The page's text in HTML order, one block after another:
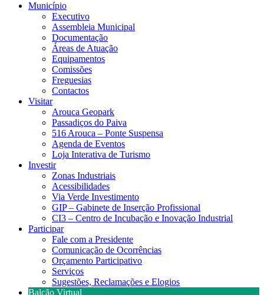
Município
Executivo
Assembleia Municipal
Documentação
Áreas de Atuação
Equipamentos
Comissões
Freguesias
Contactos
Visitar
Arouca Geopark
Passadiços do Paiva
516 Arouca – Ponte Suspensa
Agenda de Eventos
Loja Interativa de Turismo
Investir
Zonas Industriais
Acessibilidades
Via Verde Investimento
GIP – Gabinete de Inserção Profissional
CI3 – Centro de Incubação e Inovação Industrial
Participar
Fale com a Presidente
Comunicação de Ocorrências
Orçamento Participativo
Serviços
Sugestões, Reclamações e Elogios
Balcão Virtual